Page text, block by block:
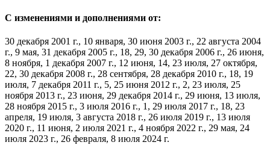
С изменениями и дополнениями от:
30 декабря 2001 г., 10 января, 30 июня 2003 г., 22 августа 2004
г., 9 мая, 31 декабря 2005 г., 18, 29, 30 декабря 2006 г., 26 июня,
8 ноября, 1 декабря 2007 г., 12 июня, 14, 23 июля, 27 октября,
22, 30 декабря 2008 г., 28 сентября, 28 декабря 2010 г., 18, 19
июля, 7 декабря 2011 г., 5, 25 июня 2012 г., 2, 23 июля, 25
ноября 2013 г., 23 июня, 29 декабря 2014 г., 29 июня, 13 июля,
28 ноября 2015 г., 3 июля 2016 г., 1, 29 июля 2017 г., 18, 23
апреля, 19 июля, 3 августа 2018 г., 26 июля 2019 г., 13 июля
2020 г., 11 июня, 2 июля 2021 г., 4 ноября 2022 г., 29 мая, 24
июля 2023 г., 26 февраля, 8 июля 2024 г.